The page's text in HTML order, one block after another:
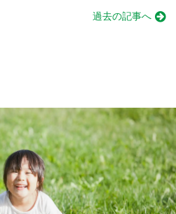
過去の記事へ